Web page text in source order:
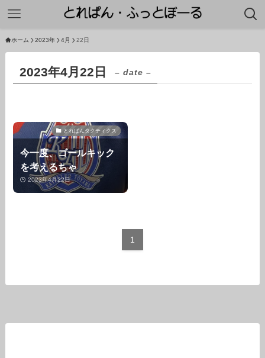
ホーム 2023年 4月 22日
2023年4月22日 – date –
とれぱんタクティクス
今一度、ゴールキック
を考えるちゃ
2023年4月22日
1